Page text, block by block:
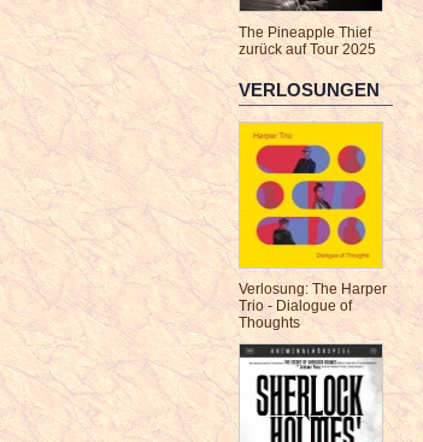
The Pineapple Thief
zurück auf Tour 2025
VERLOSUNGEN
Verlosung: The Harper
Trio - Dialogue of
Thoughts